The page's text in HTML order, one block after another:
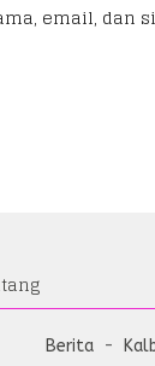
email, dan
Berita